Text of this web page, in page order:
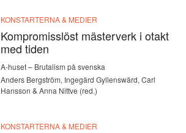
KONSTARTERNA & MEDIER
Kompromisslöst mästerverk i otakt
med tiden
A-huset – Brutalism på svenska
Anders Bergström, Ingegärd Gyllenswärd, Carl
Hansson & Anna Nittve (red.)
KONSTARTERNA & MEDIER